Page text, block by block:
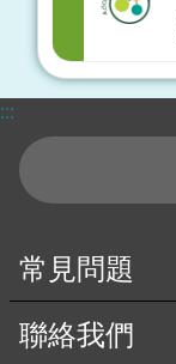
:::
常見問題
聯絡我們